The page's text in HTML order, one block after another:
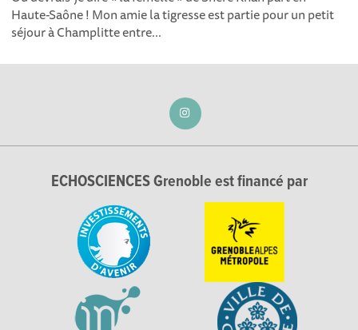
Haute-Saône ! Mon amie la tigresse est partie pour un petit
séjour à Champlitte entre...
ECHOSCIENCES Grenoble est financé par